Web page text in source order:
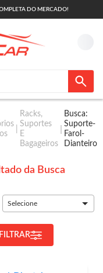
DO MERCADO!
Racks,
Suportes
E
Bagageiros
Busca:
Suporte-
Farol-
Dianteiro
da Busca
Selecione
FILTRAR